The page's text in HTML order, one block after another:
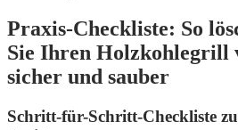
Praxis-Checkliste: So
Sie Ihren Holzkohlegrill
sicher und sauber
Schritt-für-Schritt-Checkliste